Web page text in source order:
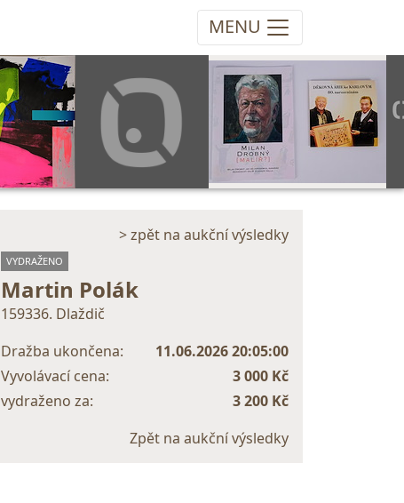
MENU
> zpět na aukční výsledky
VYDRAŽENO
Martin Polák
159336. Dlaždič
Dražba ukončena:
11.06.2026 20:05:00
Vyvolávací cena:
3 000 Kč
vydraženo za:
3 200 Kč
Zpět na aukční výsledky